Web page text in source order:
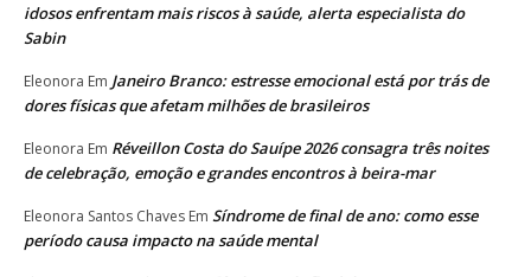
idosos enfrentam mais riscos à saúde, alerta especialista do
Sabin
Eleonora Em Janeiro Branco: estresse emocional está por trás de
dores físicas que afetam milhões de brasileiros
Eleonora Em Réveillon Costa do Sauípe 2026 consagra três noites
de celebração, emoção e grandes encontros à beira-mar
Eleonora Santos Chaves Em Síndrome de final de ano: como esse
período causa impacto na saúde mental